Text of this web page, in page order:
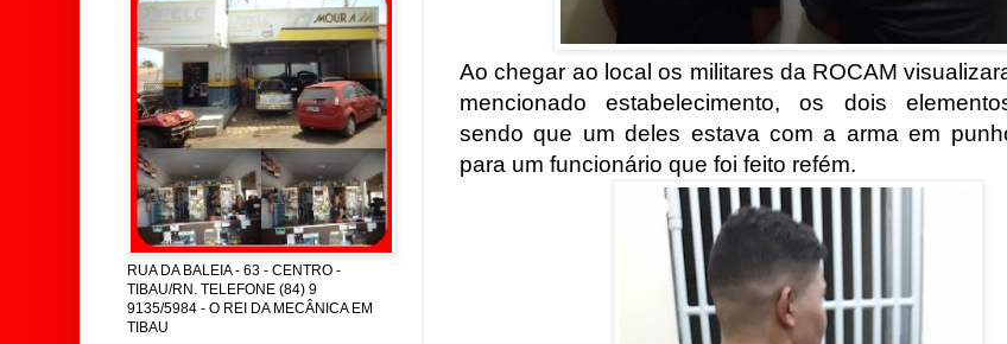
Ao chegar ao local os militares da ROCAM
mencionado estabelecimento, os dois
sendo que um deles estava com a arma em
para um funcionário que foi feito refém.
RUA DA BALEIA - 63 - CENTRO -
TIBAU/RN. TELEFONE (84) 9
9135/5984 - O REI DA MECÂNICA EM
TIBAU